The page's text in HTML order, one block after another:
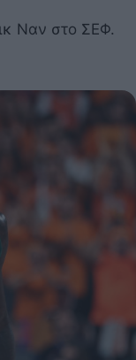
Ναν στο ΣΕΦ.